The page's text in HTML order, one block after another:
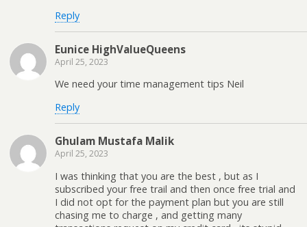
Reply
Eunice HighValueQueens
April 25, 2023
We need your time management tips Neil
Reply
Ghulam Mustafa Malik
April 25, 2023
I was thinking that you are the best , but as I
subscribed your free trail and then once free trial and
I did not opt for the payment plan but you are still
chasing me to charge , and getting many